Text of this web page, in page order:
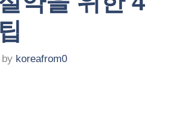
by koreafrom0